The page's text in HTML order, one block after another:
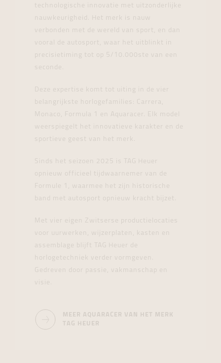
technologische innovatie met uitzonderlijke
nauwkeurigheid. Het merk is nauw
verbonden met de wereld van sport, en dan
vooral de autosport, waar het uitblinkt in
precisietiming tot op 5/10.000ste van een
seconde.
Deze expertise komt tot uiting in de vier
belangrijkste horlogefamilies: Carrera,
Monaco, Formula 1 en Aquaracer. Elk model
weerspiegelt het innovatieve karakter en de
sportieve geest van het merk.
Sinds het seizoen 2025 is TAG Heuer
opnieuw officieel tijdwaarnemer van de
Formule 1, waarmee het zijn historische
band met autosport opnieuw kracht bijzet.
Met vier eigen Zwitserse productielocaties
voor uurwerken, wijzerplaten, kasten en
assemblage blijft TAG Heuer de
horlogetechniek verder vormgeven.
Gedreven door passie, vakmanschap en
visie.
MEER AQUARACER VAN HET MERK
TAG HEUER